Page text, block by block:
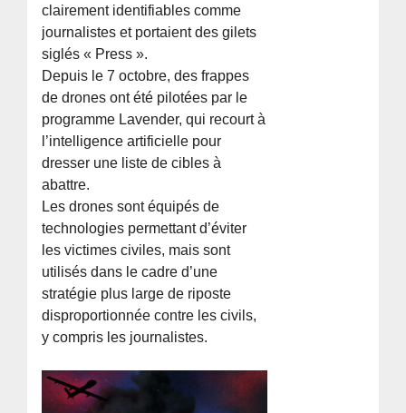
clairement identifiables comme
journalistes et portaient des gilets
siglés « Press ».
Depuis le 7 octobre, des frappes
de drones ont été pilotées par le
programme Lavender, qui recourt à
l’intelligence artificielle pour
dresser une liste de cibles à
abattre.
Les drones sont équipés de
technologies permettant d’éviter
les victimes civiles, mais sont
utilisés dans le cadre d’une
stratégie plus large de riposte
disproportionnée contre les civils,
y compris les journalistes.